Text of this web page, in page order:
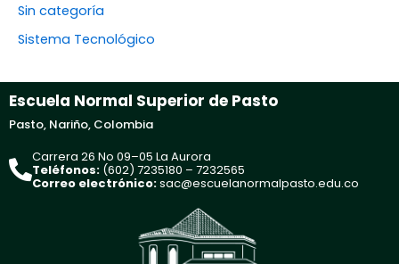
Sin categoría
Sistema Tecnológico
Escuela Normal Superior de Pasto
Pasto, Nariño, Colombia
Carrera 26 No 09–05 La Aurora
Teléfonos: (602) 7235180 – 7232565
Correo electrónico:sac@escuelanormalpasto.edu.co